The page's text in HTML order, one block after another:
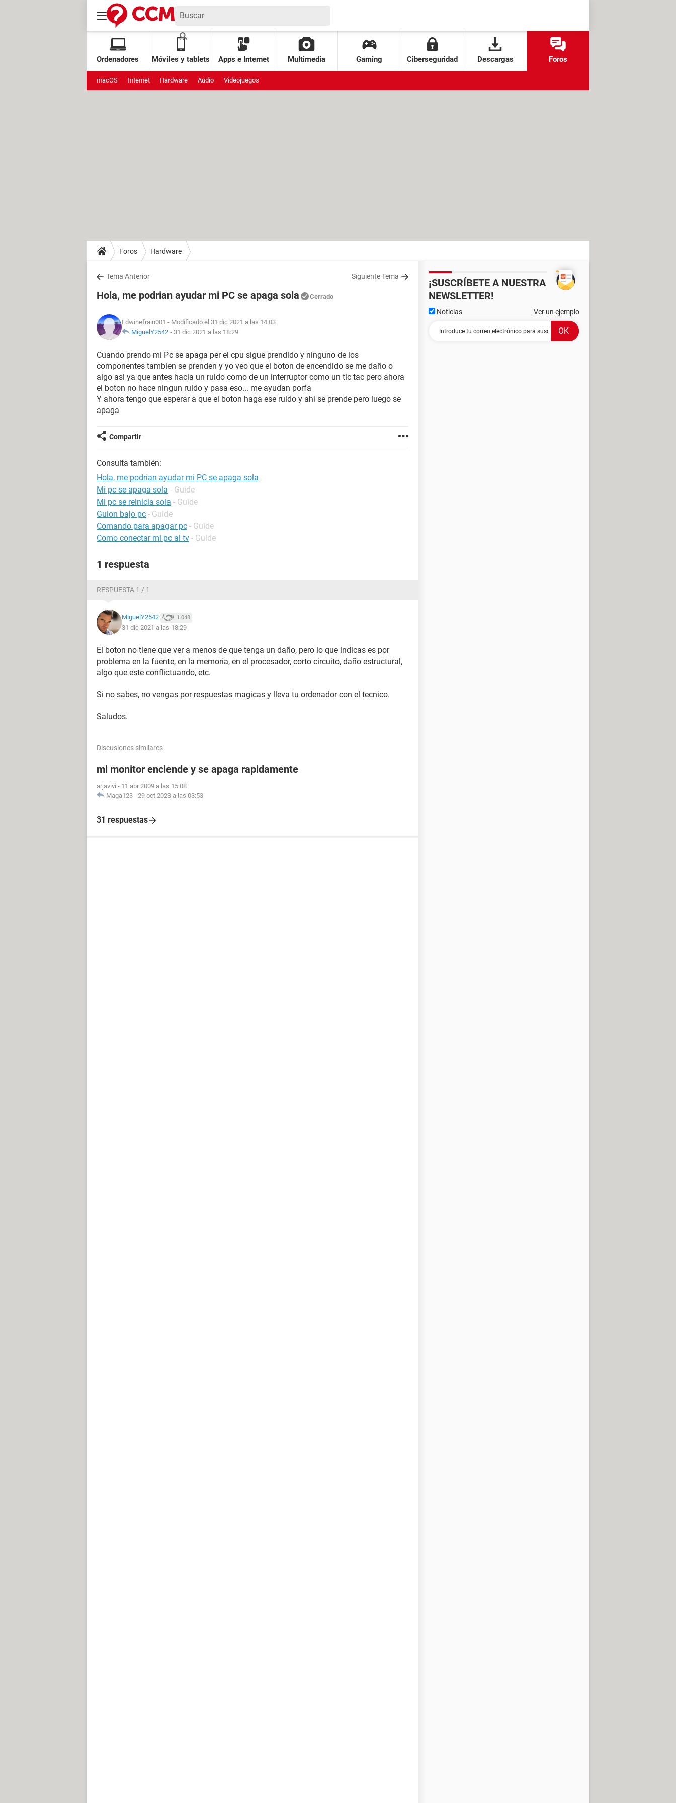
Ordenadores Móviles y tablets Apps e Internet Multimedia Gaming Ciberseguridad Descargas Foros
macOS Internet Hardware Audio Videojuegos
Foros Hardware
Tema Anterior Siguiente Tema
Hola, me podrian ayudar mi PC se apaga sola Cerrado
Edwinefrain001 - Modificado el 31 dic 2021 a las 14:03
MiguelY2542 - 31 dic 2021 a las 18:29
Cuando prendo mi Pc se apaga per el cpu sigue prendido y ninguno de los
componentes tambien se prenden y yo veo que el boton de encendido se me daño o
algo asi ya que antes hacia un ruido como de un interruptor como un tic tac pero ahora
el boton no hace ningun ruido y pasa eso... me ayudan porfa
Y ahora tengo que esperar a que el boton haga ese ruido y ahi se prende pero luego se
apaga
Compartir
Consulta también:
Hola, me podrian ayudar mi PC se apaga sola
Mi pc se apaga sola - Guide
Mi pc se reinicia sola - Guide
Guion bajo pc - Guide
Comando para apagar pc - Guide
Como conectar mi pc al tv - Guide
1 respuesta
RESPUESTA 1 / 1
MiguelY2542 1.048
31 dic 2021 a las 18:29
El boton no tiene que ver a menos de que tenga un daño, pero lo que indicas es por
problema en la fuente, en la memoria, en el procesador, corto circuito, daño estructural,
algo que este conflictuando, etc.
Si no sabes, no vengas por respuestas magicas y lleva tu ordenador con el tecnico.
Saludos.
Discusiones similares
mi monitor enciende y se apaga rapidamente
arjavivi - 11 abr 2009 a las 15:08
Maga123 - 29 oct 2023 a las 03:53
31 respuestas
¡SUSCRÍBETE A NUESTRA
NEWSLETTER!
Noticias Ver un ejemplo